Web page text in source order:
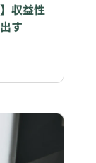
収益性
す